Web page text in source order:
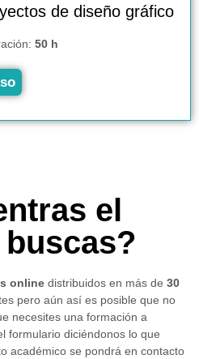
de diseño gráfico
50 h
el
online distribuidos en más de 30
pero aún así es posible que no
necesites una formación a
formulario diciéndonos lo que
académico se pondrá en contacto